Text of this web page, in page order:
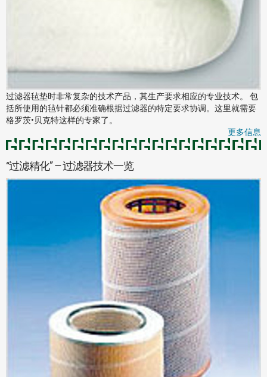
过滤器毡垫时非常复杂的技术产品，其生产要求相应的专业技术。 包
括所使用的毡针都必须准确根据过滤器的特定要求协调。这里就需要
格罗茨•贝克特这样的专家了。
更多信息
“过滤精化” — 过滤器技术一览